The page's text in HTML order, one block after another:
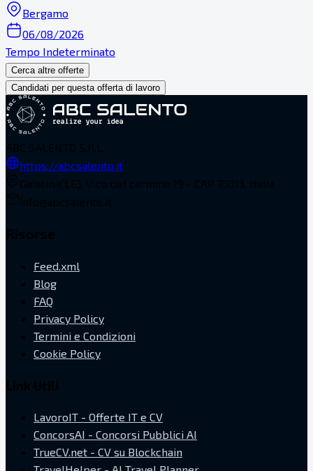
Bergamo
06/08/2026
Tempo Indeterminato
Cerca altre offerte
Candidati per questa offerta di lavoro
https://abcsalento.it
Feed.xml
Blog
FAQ
Privacy Policy
Termini e Condizioni
Cookie Policy
LavoroIT - Offerte IT e CV
ConcorsAI - Concorsi Pubblici AI
TrueCV.net - CV su Blockchain